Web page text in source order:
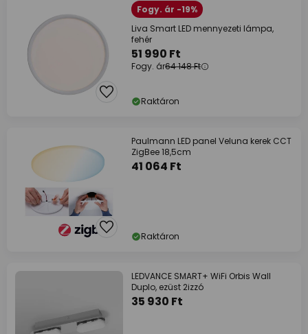
Fogy. ár -19%
Liva Smart LED mennyezeti lámpa,
fehér
51 990 Ft
Fogy. ár64 148 Ft
Raktáron
Paulmann LED panel Veluna kerek CCT
ZigBee 18,5cm
41 064 Ft
Raktáron
LEDVANCE SMART+ WiFi Orbis Wall
Duplo, ezüst 2izzó
35 930 Ft